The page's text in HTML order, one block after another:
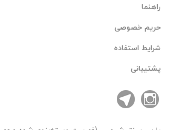
راهنما
حریم خصوصی
شرایط استفاده
پشتیبانی